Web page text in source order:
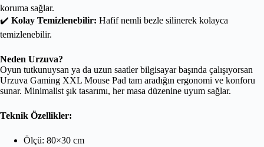
koruma sağlar.
✔️ Kolay Temizlenebilir: Hafif nemli bezle silinerek kolayca
temizlenebilir.
Neden Urzuva?
Oyun tutkunuysan ya da uzun saatler bilgisayar başında çalışıyorsan
Urzuva Gaming XXL Mouse Pad tam aradığın ergonomi ve konforu
sunar. Minimalist şık tasarımı, her masa düzenine uyum sağlar.
Teknik Özellikler:
Ölçü: 80×30 cm